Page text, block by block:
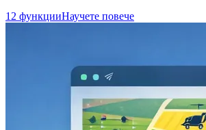
12 функцииНаучете повече